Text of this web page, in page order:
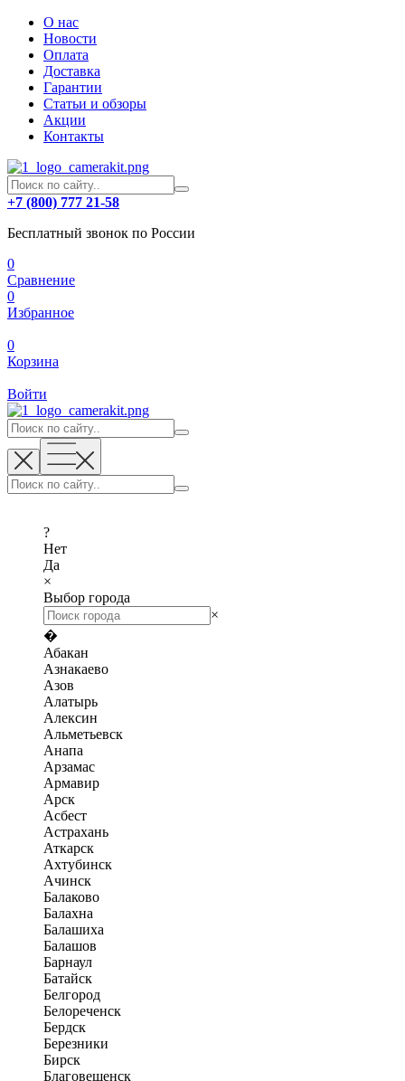
О нас
Новости
Оплата
Доставка
Гарантии
Статьи и обзоры
Акции
Контакты
+7 (800) 777 21-58
Бесплатный звонок по России
0
Сравнение
0
Избранное
0
Корзина
Войти
?
Нет
Да
×
Выбор города
×
�
Абакан
Азнакаево
Азов
Алатырь
Алексин
Альметьевск
Анапа
Арзамас
Армавир
Арск
Асбест
Астрахань
Аткарск
Ахтубинск
Ачинск
Балаково
Балахна
Балашиха
Балашов
Барнаул
Батайск
Белгород
Белореченск
Бердск
Березники
Бирск
Благовещенск